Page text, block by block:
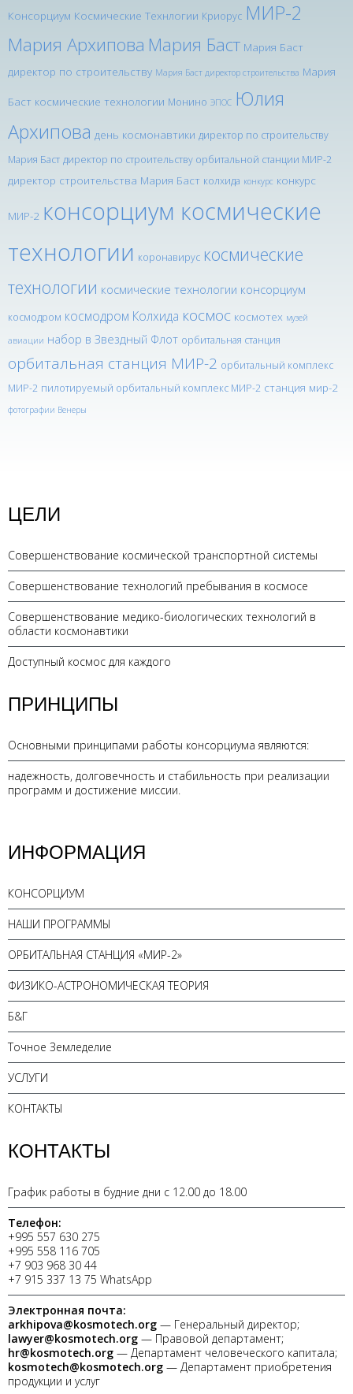
Консорциум Космические Технлогии Криорус МИР-2
Мария Архипова Мария Баст Мария Баст
директор по строительству Мария Баст директор строительства Мария
Баст космические технологии Монино ЭПОС Юлия
Архипова день космонавтики директор по строительству
Мария Баст директор по строительству орбитальной станции МИР-2
директор строительства Мария Баст колхида конкурс конкурс
МИР-2 консорциум космические
технологии коронавирус космические
технологии космические технологии консорциум
космодром космодром Колхида космос космотех музей
авиации набор в Звездный Флот орбитальная станция
орбитальная станция МИР-2 орбитальный комплекс
МИР-2 пилотируемый орбитальный комплекс МИР-2 станция мир-2
фотографии Венеры
ЦЕЛИ
Совершенствование космической транспортной системы
Совершенствование технологий пребывания в космосе
Совершенствование медико-биологических технологий в
области космонавтики
Доступный космос для каждого
ПРИНЦИПЫ
Основными принципами работы консорциума являются:
надежность, долговечность и стабильность при реализации
программ и достижение миссии.
ИНФОРМАЦИЯ
КОНСОРЦИУМ
НАШИ ПРОГРАММЫ
ОРБИТАЛЬНАЯ СТАНЦИЯ «МИР-2»
ФИЗИКО-АСТРОНОМИЧЕСКАЯ ТЕОРИЯ
Б&Г
Точное Земледелие
УСЛУГИ
КОНТАКТЫ
КОНТАКТЫ
График работы в будние дни с 12.00 до 18.00
Телефон:
+995 557 630 275
+995 558 116 705
+7 903 968 30 44
+7 915 337 13 75 WhatsApp
Электронная почта:
arkhipova@kosmotech.org — Генеральный директор;
lawyer@kosmotech.org — Правовой департамент;
hr@kosmotech.org — Департамент человеческого капитала;
kosmotech@kosmotech.org — Департамент приобретения
продукции и услуг